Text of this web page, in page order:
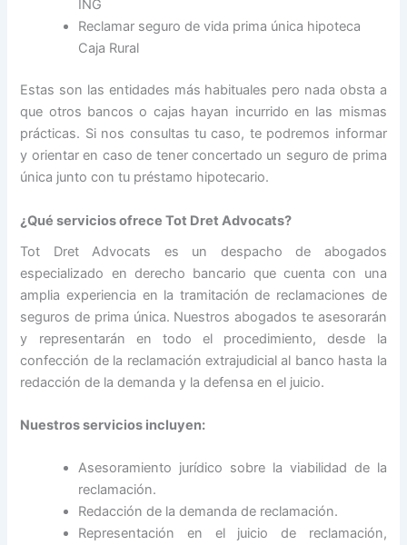
ING
Reclamar seguro de vida prima única hipoteca
Caja Rural
Estas son las entidades más habituales pero nada obsta a
que otros bancos o cajas hayan incurrido en las mismas
prácticas. Si nos consultas tu caso, te podremos informar
y orientar en caso de tener concertado un seguro de prima
única junto con tu préstamo hipotecario.
¿Qué servicios ofrece Tot Dret Advocats?
Tot Dret Advocats es un despacho de abogados
especializado en derecho bancario que cuenta con una
amplia experiencia en la tramitación de reclamaciones de
seguros de prima única. Nuestros abogados te asesorarán
y representarán en todo el procedimiento, desde la
confección de la reclamación extrajudicial al banco hasta la
redacción de la demanda y la defensa en el juicio.
Nuestros servicios incluyen:
Asesoramiento jurídico sobre la viabilidad de la
reclamación.
Redacción de la demanda de reclamación.
Representación en el juicio de reclamación,